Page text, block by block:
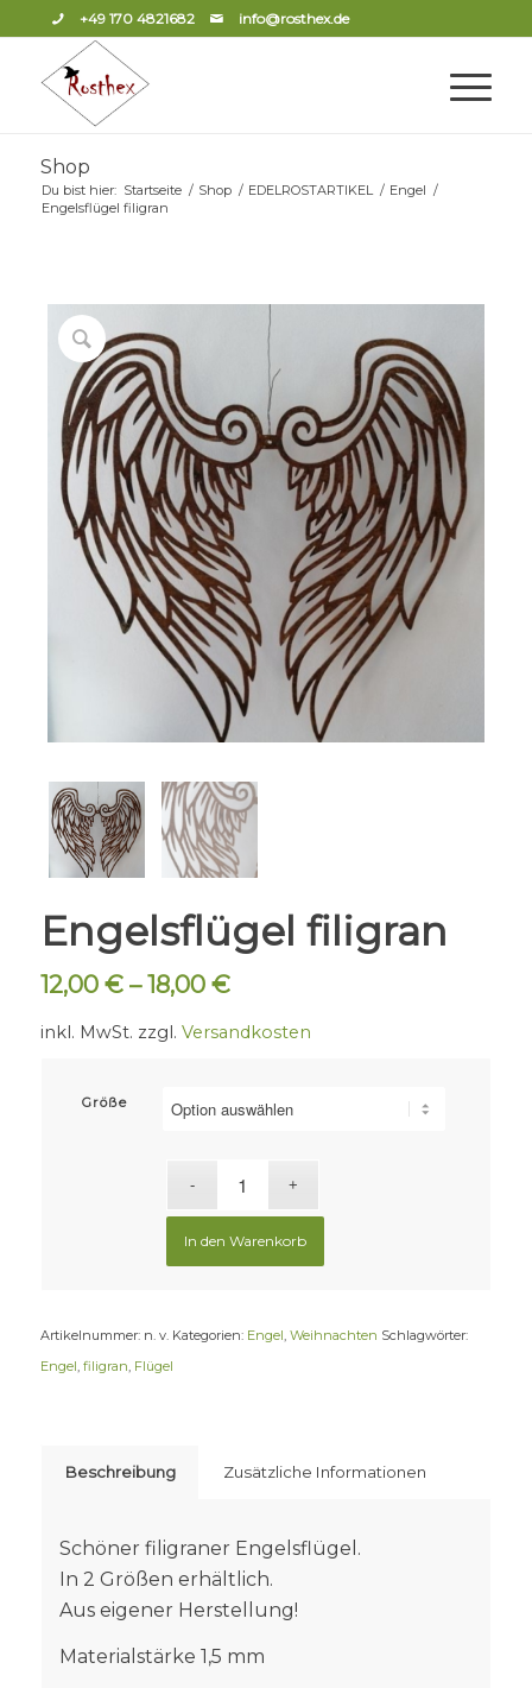
+49 170 4821682 info@rosthex.de
Shop
Du bist hier: Startseite / Shop / EDELROSTARTIKEL / Engel /
Engelsflügel filigran
Engelsflügel filigran
12,00 €–18,00 €
inkl. MwSt. zzgl. Versandkosten
Größe
In den Warenkorb
Artikelnummer: n. v. Kategorien: Engel, Weihnachten Schlagwörter:
Engel, filigran, Flügel
Beschreibung Zusätzliche Informationen
Schöner filigraner Engelsflügel.
In 2 Größen erhältlich.
Aus eigener Herstellung!
Materialstärke 1,5 mm